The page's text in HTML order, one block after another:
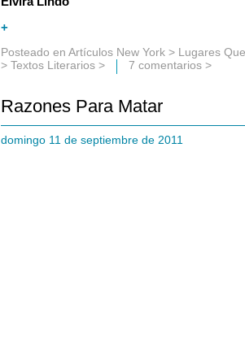
+
Posteado en Artículos New York > Lugares
> Textos Literarios > 7 comentarios >
Razones Para Matar
domingo 11 de septiembre de 2011